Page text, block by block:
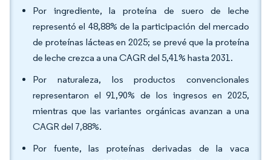
Por ingrediente, la proteína de suero de leche
representó el 48,88% de la participación del mercado
de proteínas lácteas en 2025; se prevé que la proteína
de leche crezca a una CAGR del 5,41% hasta 2031.
Por naturaleza, los productos convencionales
representaron el 91,90% de los ingresos en 2025,
mientras que las variantes orgánicas avanzan a una
CAGR del 7,88%.
Por fuente, las proteínas derivadas de la vaca